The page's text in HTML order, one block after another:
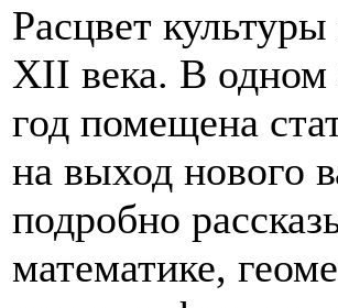
Расцвет
XII века. В одном
год помещена
на выход нового
подробно
математике,